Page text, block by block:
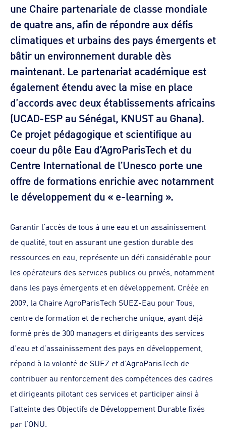
une Chaire partenariale de classe mondiale
de quatre ans, afin de répondre aux défis
climatiques et urbains des pays émergents et
bâtir un environnement durable dès
maintenant. Le partenariat académique est
également étendu avec la mise en place
d’accords avec deux établissements africains
(UCAD-ESP au Sénégal, KNUST au Ghana).
Ce projet pédagogique et scientifique au
coeur du pôle Eau d’AgroParisTech et du
Centre International de l’Unesco porte une
offre de formations enrichie avec notamment
le développement du « e-learning ».
Garantir l’accès de tous à une eau et un assainissement
de qualité, tout en assurant une gestion durable des
ressources en eau, représente un défi considérable pour
les opérateurs des services publics ou privés, notamment
dans les pays émergents et en développement. Créée en
2009, la Chaire AgroParisTech SUEZ-Eau pour Tous,
centre de formation et de recherche unique, ayant déjà
formé près de 300 managers et dirigeants des services
d’eau et d’assainissement des pays en développement,
répond à la volonté de SUEZ et d’AgroParisTech de
contribuer au renforcement des compétences des cadres
et dirigeants pilotant ces services et participer ainsi à
l’atteinte des Objectifs de Développement Durable fixés
par l’ONU.